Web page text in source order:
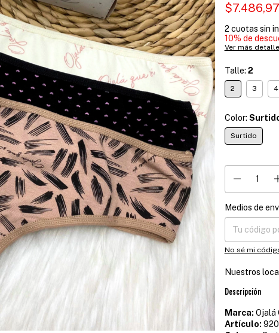
$7.486,97
2 cuotas sin
10% de
Ver más
Talle: 2
2 3 4
Color:
Surtido
Entregas para el
Medios de
No sé mi
Nuestros
Descripción
Marca: Ojalá
Artículo: